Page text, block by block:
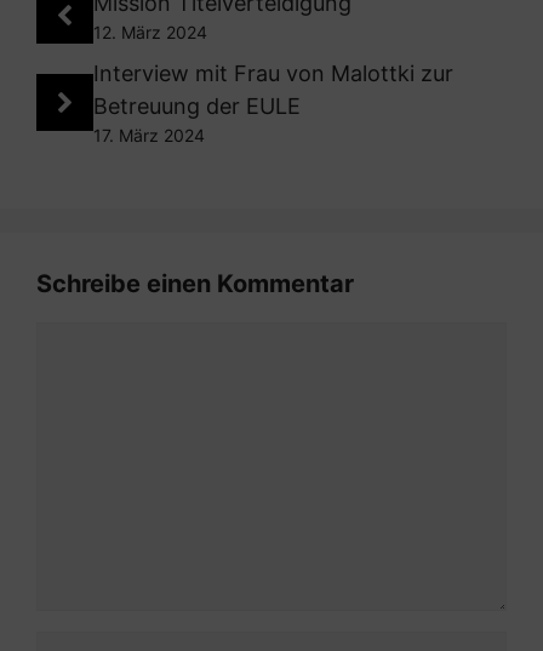
12. März 2024
Interview mit Frau von Malottki zur
Betreuung der EULE
17. März 2024
Schreibe einen Kommentar